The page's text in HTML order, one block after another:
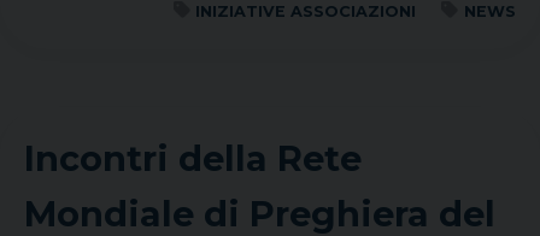
INIZIATIVE ASSOCIAZIONI
NEWS
Incontri della Rete
Mondiale di Preghiera del